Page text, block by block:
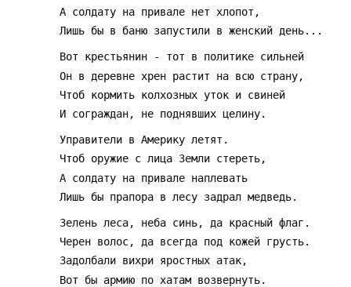
		А солдату на привале нет хлопот,
		Лишь бы в баню запустили в женский день...
		Вот крестьянин - тот в политике сильней
		Он в деревне хрен растит на всю страну,
		Чтоб кормить колхозных уток и свиней
		И сограждан, не поднявших целину.
		Управители в Америку летят.
		Чтоб оружие с лица Земли стереть,
		А солдату на привале наплевать
		Лишь бы прапора в лесу задрал медведь.
		Зелень леса, неба синь, да красный флаг.
		Черен волос, да всегда под кожей грусть.
		Задолбали вихри яростных атак,
		Вот бы армию по хатам возвернуть.